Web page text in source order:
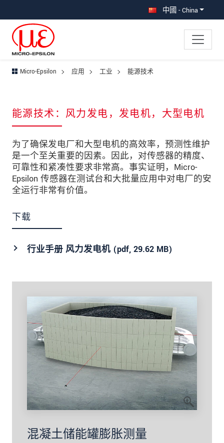
中國 - China
Micro-Epsilon 应用 工业 能源技术
能源技术：风力发电，发电机，大型电机
为了确保发电厂和大型电机的高效率，预测性维护
是一个至关重要的因素。因此，对传感器的精度、
可靠性和紧凑性要求非常高。事实证明，Micro-
Epsilon 传感器在测试台和大批量应用中对电厂的安
全运行非常有价值。
下载
行业手册 风力发电机 (pdf, 29.62 MB)
混凝土储能罐膨胀测量